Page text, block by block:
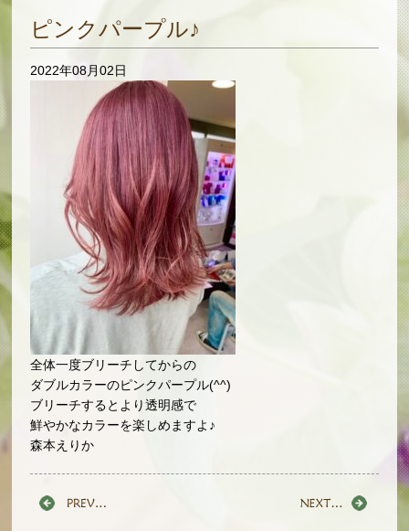
ピンクパープル♪
2022年08月02日
全体一度ブリーチしてからの
ダブルカラーのピンクパープル(^^)
ブリーチするとより透明感で
鮮やかなカラーを楽しめますよ♪
森本えりか